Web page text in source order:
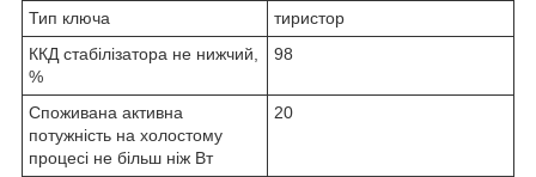
Тип ключа
тиристор
ККД стабілізатора не нижчий,
%
98
Споживана активна
потужність на холостому
процесі не більш ніж Вт
20